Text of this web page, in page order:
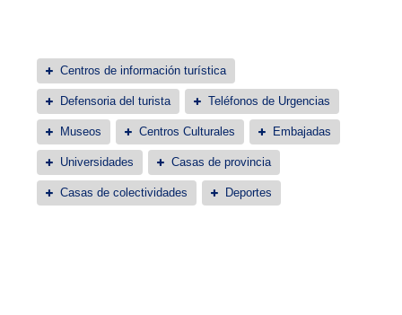
Centros de información turística
Defensoria del turista Teléfonos de Urgencias
Museos Centros Culturales Embajadas
Universidades Casas de provincia
Casas de colectividades Deportes